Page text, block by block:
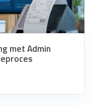
met Admin